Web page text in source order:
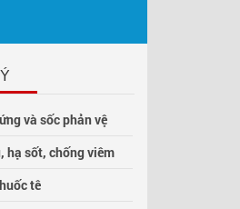
và sốc phản vệ
hạ sốt, chống viêm
tê